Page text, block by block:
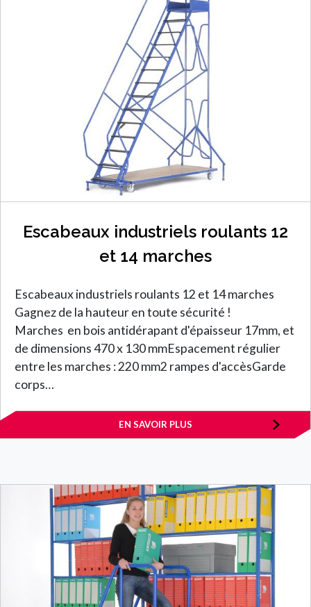
Escabeaux industriels roulants 12
et 14 marches
Escabeaux industriels roulants 12 et 14 marches
Gagnez de la hauteur en toute sécurité !
Marches en bois antidérapant d'épaisseur 17mm, et
de dimensions 470 x 130 mmEspacement régulier
entre les marches : 220 mm2 rampes d'accèsGarde
corps…
EN SAVOIR PLUS